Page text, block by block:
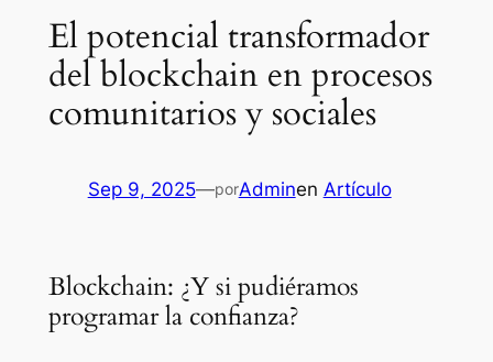
El potencial transformador
del blockchain en procesos
comunitarios y sociales
Sep 9, 2025—porAdminen Artículo
Blockchain: ¿Y si pudiéramos
programar la confianza?